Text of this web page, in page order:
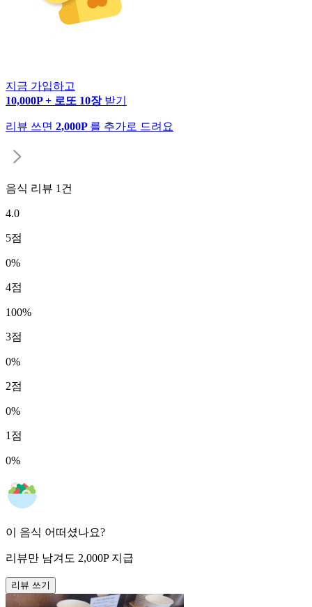
지금 가입하고
10,000P + 로또 10장 받기
리뷰 쓰면 2,000P 를 추가로 드려요
음식 리뷰 1 건
4.0
5점
0%
4점
100%
3점
0%
2점
0%
1 점
0%
이 음식 어떠셨나요?
리뷰만 남겨도 2,000P 지급
리뷰 쓰기